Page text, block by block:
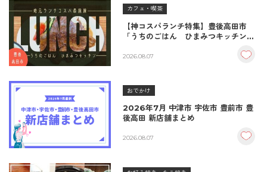
カフェ・喫茶
【神コスパランチ特集】豊後高田市
「うちのごはん ひまみつキッチン」
＆生姜焼き！
2026.08.07
おでかけ
2026年7月 中津市 宇佐市 豊前市 豊
後高田 新店舗まとめ
2026.08.07